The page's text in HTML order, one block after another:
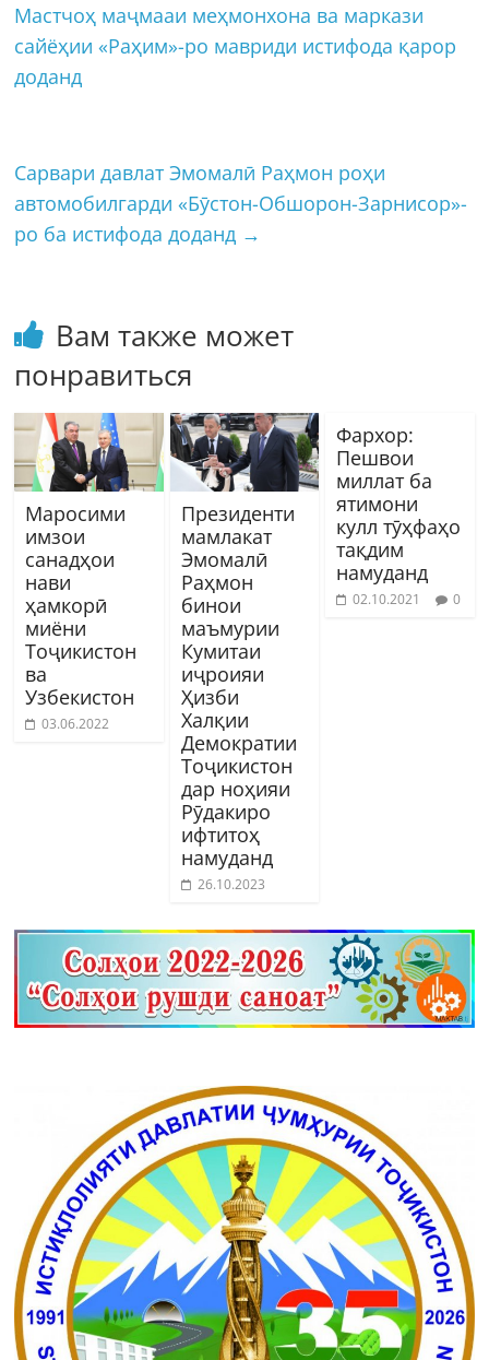
Мастчоҳ маҷмааи меҳмонхона ва маркази
сайёҳии «Раҳим»-ро мавриди истифода қарор
доданд
Сарвари давлат Эмомалӣ Раҳмон роҳи
автомобилгарди «Бӯстон-Обшорон-Зарнисор»-
ро ба истифода доданд →
Вам также может
понравиться
Маросими
имзои
санадҳои
нави
ҳамкорӣ
миёни
Тоҷикистон
ва
Узбекистон
03.06.2022
Президенти
мамлакат
Эмомалӣ
Раҳмон
бинои
маъмурии
Кумитаи
иҷроияи
Ҳизби
Халқии
Демократии
Тоҷикистон
дар ноҳияи
Рӯдакиро
ифтитоҳ
намуданд
26.10.2023
Фархор:
Пешвои
миллат ба
ятимони
кулл тӯҳфаҳо
тақдим
намуданд
02.10.2021 0